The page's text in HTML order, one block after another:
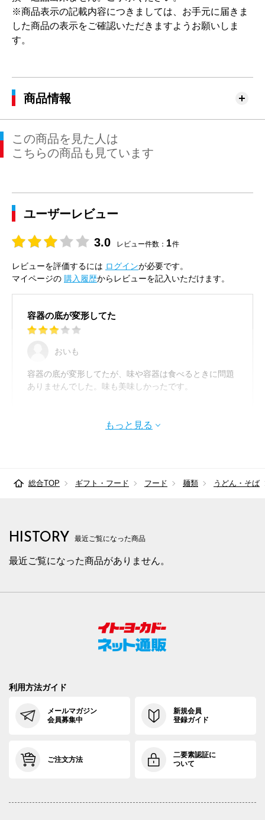
※商品表示の記載内容につきましては、お手元に届きま
した商品の表示をご確認いただきますようお願いしま
す。
商品情報
この商品を見た人は
こちらの商品も見ています
ユーザーレビュー
3.0 レビュー件数： 1件
レビューを評価するには ログインが必要です。
マイページの 購入履歴からレビューを記入いただけます。
容器の底が変形してた
おいも
容器の底が変形してたが、味や容器は食べるときに問題
ありませんでした。味も美味しかったです。
もっと見る
総合TOP ギフト・フード フード 麺類 うどん・そば
HISTORY 最近ご覧になった商品
最近ご覧になった商品がありません。
利用方法ガイド
メールマガジン
会員募集中
新規会員
登録ガイド
ご注文方法
二要素認証に
ついて